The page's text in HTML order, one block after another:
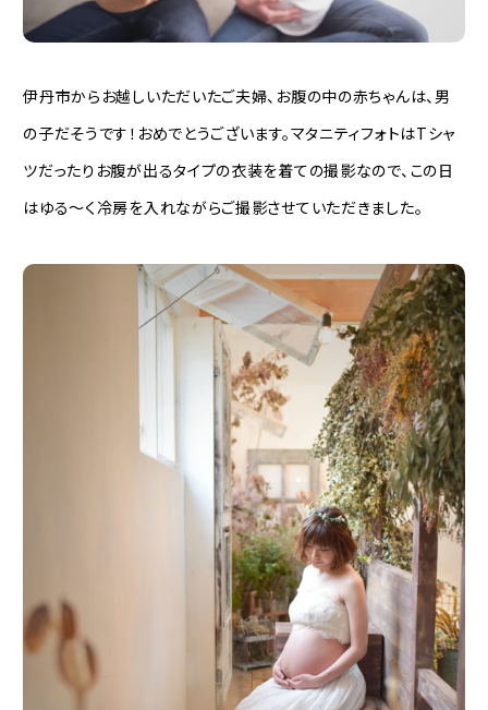
伊丹市からお越しいただいたご夫婦、お腹の中の赤ちゃんは、男
の子だそうです！おめでとうございます。マタニティフォトはTシャ
ツだったりお腹が出るタイプの衣装を着ての撮影なので、この日
はゆる〜く冷房を入れながらご撮影させていただきました。